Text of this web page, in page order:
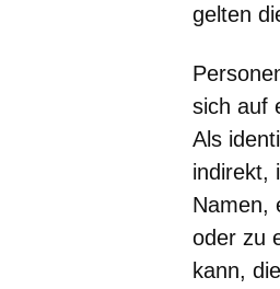
gelten
sich auf
Als
indirekt,
Namen,
oder zu
kann,